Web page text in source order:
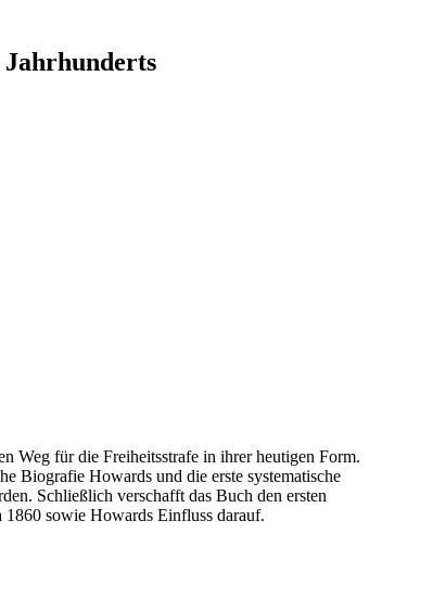
Jahrhunderts
Weg für die Freiheitsstrafe in ihrer heutigen Form.
Biografie Howards und die erste systematische
Schließlich verschafft das Buch den ersten
sowie Howards Einfluss darauf.